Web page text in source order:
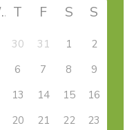
W T F S S
30 31 1
2
6 7 8
9
13 14 15
16
20 21 22
23